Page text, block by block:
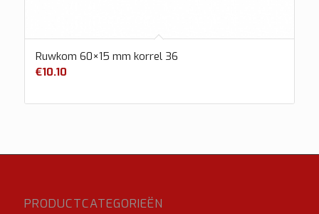
Ruwkom 60×15 mm korrel 36
€10.10
PRODUCTCATEGORIEËN